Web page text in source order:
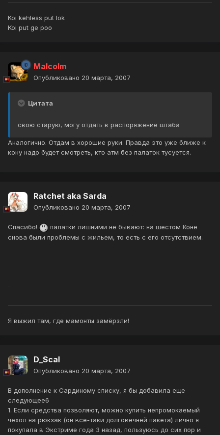
Koi kehless put lok
Koi put ge poo
Malcolm
Опубликовано 20 марта, 2007
Цитата
свою старую, могу отдать в распоряжение штаба
Аналогично. Отдам в хорошие руки. Правда это уже ближе к
кону надо будет смотреть, кто атм без палаток тусуется.
Ratchet aka Sarda
Опубликовано 20 марта, 2007
Спасибо!
палатки лишними не бывают: на шестом Коне
снова были проблемы с жильем, то есть с его отсутствием.
-
Я выжил там, где мамонты замёрзли!
D_Scal
Опубликовано 20 марта, 2007
В дополнение к Сардиному списку, я бы добавила еще
следующее6
1. Если средства позволяют, можно купить непромокаемый
чехол на рюкзак (он все-таки долговечней пакета) лично я
покупала в Экстриме года 3 назад, пользуюсь до сих пор и